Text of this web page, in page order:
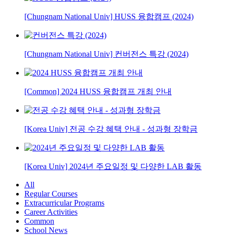
[Chungnam National Univ] HUSS 융합캠프 (2024)
[Chungnam National Univ] 컨버전스 특강 (2024)
[Common] 2024 HUSS 융합캠프 개최 안내
[Korea Univ] 전공 수강 혜택 안내 - 성과형 장학금
[Korea Univ] 2024년 주요일정 및 다양한 LAB 활동
All
Regular Courses
Extracurricular Programs
Career Activities
Common
School News